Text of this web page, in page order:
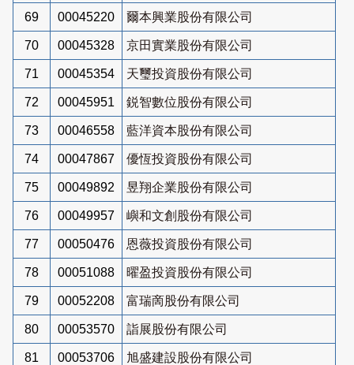
69 00045220 爾本興業股份有限公司
70 00045328 京田實業股份有限公司
71 00045354 天璽投資股份有限公司
72 00045951 鋭智數位股份有限公司
73 00046558 藍洋資本股份有限公司
74 00047867 優恆投資股份有限公司
75 00049892 昱翔企業股份有限公司
76 00049957 嶼和文創股份有限公司
77 00050476 恩薇投資股份有限公司
78 00051088 曜盈投資股份有限公司
79 00052208 富瑞啇股份有限公司
80 00053570 詣展股份有限公司
81 00053706 旭盛建設股份有限公司